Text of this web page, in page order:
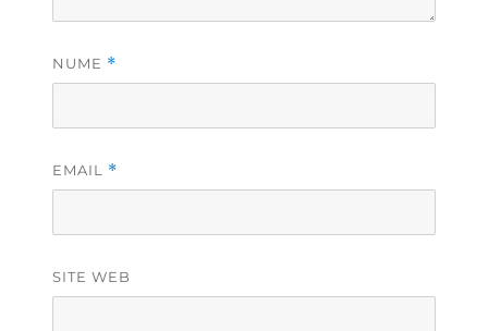
NUME *
EMAIL *
SITE WEB